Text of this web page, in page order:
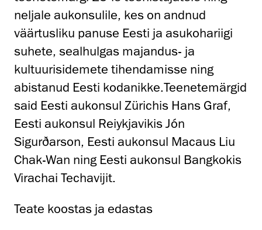
neljale aukonsulile, kes on andnud
väärtusliku panuse Eesti ja asukohariigi
suhete, sealhulgas majandus- ja
kultuurisidemete tihendamisse ning
abistanud Eesti kodanikke.Teenetemärgid
said Eesti aukonsul Zürichis Hans Graf,
Eesti aukonsul Reiykjavikis Jón
Sigurðarson, Eesti aukonsul Macaus Liu
Chak-Wan ning Eesti aukonsul Bangkokis
Virachai Techavijit.
​Teate koostas ja edastas